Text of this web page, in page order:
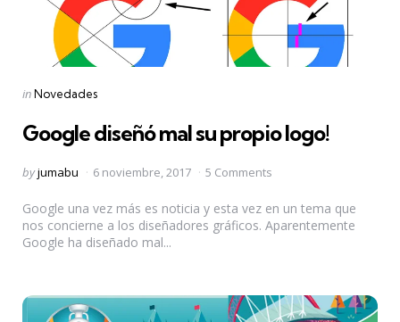
Categories
Posted
inNovedades
Google diseñó mal su propio logo!
Posted
byjumabu 6 noviembre, 2017 5 Comments
Google una vez más es noticia y esta vez en un tema que
nos concierne a los diseñadores gráficos. Aparentemente
Google ha diseñado mal...